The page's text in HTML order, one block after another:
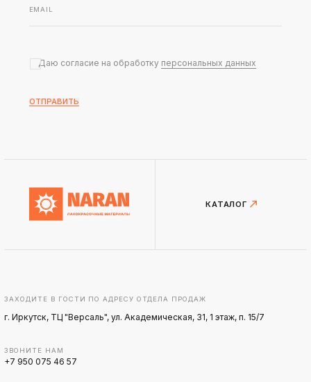
КАТАЛОГ
ЗАХОДИТЕ В ГОСТИ ПО АДРЕСУ ОТДЕЛА ПРОДАЖ
г. Иркутск, ТЦ "Версаль", ул. Академическая, 31, 1 этаж, п. 15/7
ЗВОНИТЕ НАМ
+7 950 075 46 57
Даю согласие на обработку персональных данных
ОТПРАВИТЬ